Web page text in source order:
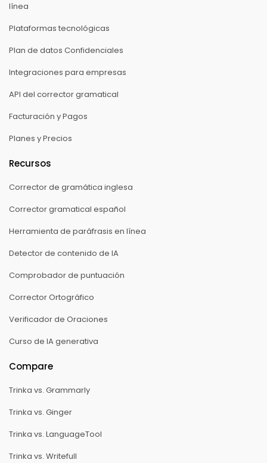
línea
Plataformas tecnológicas
Plan de datos Confidenciales
Integraciones para empresas
API del corrector gramatical
Facturación y Pagos
Planes y Precios
Recursos
Corrector de gramática inglesa
Corrector gramatical español
Herramienta de paráfrasis en línea
Detector de contenido de IA
Comprobador de puntuación
Corrector Ortográfico
Verificador de Oraciones
Curso de IA generativa
Compare
Trinka vs. Grammarly
Trinka vs. Ginger
Trinka vs. LanguageTool
Trinka vs. Writefull